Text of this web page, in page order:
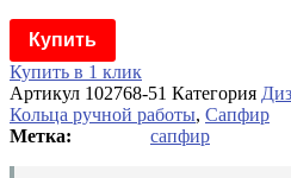
Купить
Купить в 1 клик
Артикул 102768-51 Категория
Кольца ручной работы, Сапфир
сапфир